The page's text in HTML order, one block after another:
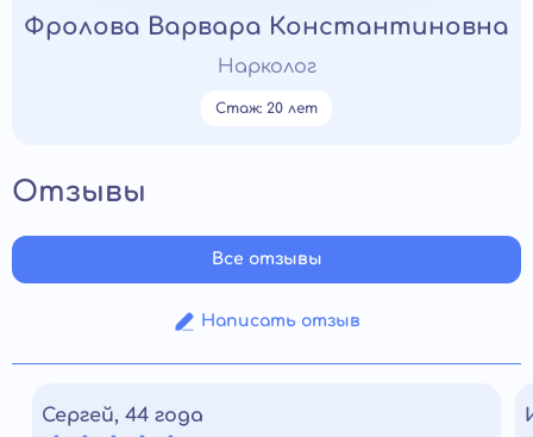
Фролова Варвара Константиновна
Нарколог
Стаж: 20 лет
Отзывы
Написать отзыв
Все отзывы
Сергей, 44 года